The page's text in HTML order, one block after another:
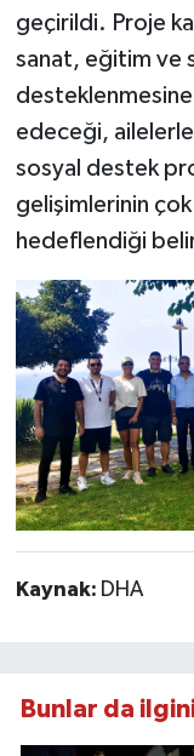
geçirildi. Proje
sanat, eğitim ve
desteklenmesine
edeceği,
sosyal destek
gelişimlerinin
hedeflendiği
Kaynak: DHA
Bunlar da